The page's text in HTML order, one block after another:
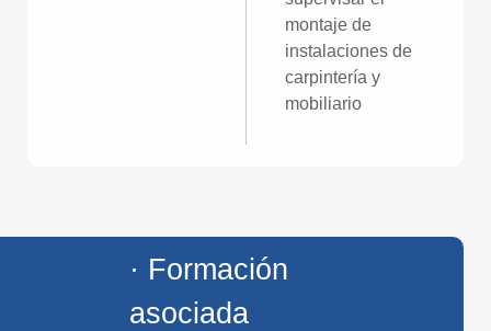
montaje de
instalaciones de
carpintería y
mobiliario
· Formación
asociada